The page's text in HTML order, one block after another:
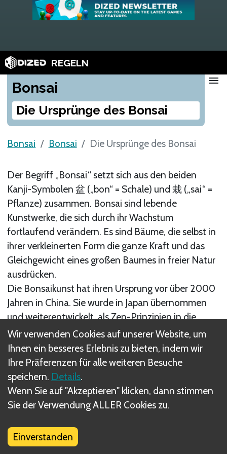
REGELN
Bonsai
Die Ursprünge des Bonsai
menu
Bonsai Bonsai Die Ursprünge des Bonsai
Der Begriff „Bonsai“ setzt sich aus den beiden
Kanji-Symbolen 盆 („bon“ = Schale) und 栽 („sai“ =
Pflanze) zusammen. Bonsai sind lebende
Kunstwerke, die sich durch ihr Wachstum
fortlaufend verändern. Es sind Bäume, die selbst in
ihrer verkleinerten Form die ganze Kraft und das
Gleichgewicht eines großen Baumes in freier Natur
ausdrücken.
Die Bonsaikunst hat ihren Ursprung vor über 2000
Jahren in China. Sie wurde in Japan übernommen
und weiterentwickelt, als Zen-Prinzipien in die
Gestaltung und die Pflege integriert wurden. Im
Laufe der Jahrhunderte verbreitete sich die
Bonsaikunst in allen Schichten der japanischen
Gesellschaft. Durch die Globalisierung und das
Internet wird diese Kunstform heute auf der
ganzen Welt geschätzt und ausgeübt.
Die Pflanze wächst und verändert sich in
denselben jahreszeitlichen Zyklen wie in der Natur.
Wir verwenden Cookies auf unserer Website, um
Ihnen ein besseres Erlebnis zu bieten, indem wir
Ihre Präferenzen für alle weiteren Besuche
speichern. Details.
Wenn Sie auf "Akzeptieren" klicken, dann stimmen
Sie der Verwendung ALLER Cookies zu.
Einverstanden